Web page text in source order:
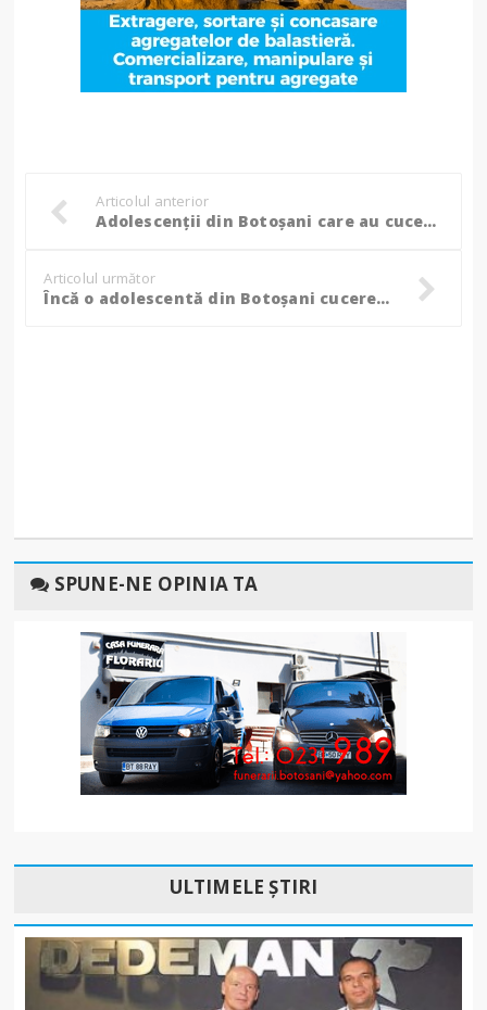
Articolul anterior
Adolescenții din Botoșani care au cucerit juriul Festivalului de Muzică Folk „Sunetul muzicii” din Sibiu! (Foto)
Articolul următor
Încă o adolescentă din Botoșani cucerește aurul în Cupa României la Box Feminin! (Foto, Video)
SPUNE-NE OPINIA TA
ULTIMELE ȘTIRI